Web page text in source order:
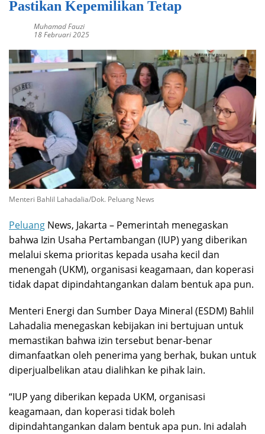
Pastikan Kepemilikan Tetap
Muhamad Fauzi
18 Februari 2025
Menteri Bahlil Lahadalia/Dok. Peluang News
Peluang News, Jakarta – Pemerintah menegaskan
bahwa Izin Usaha Pertambangan (IUP) yang diberikan
melalui skema prioritas kepada usaha kecil dan
menengah (UKM), organisasi keagamaan, dan koperasi
tidak dapat dipindahtangankan dalam bentuk apa pun.
Menteri Energi dan Sumber Daya Mineral (ESDM) Bahlil
Lahadalia menegaskan kebijakan ini bertujuan untuk
memastikan bahwa izin tersebut benar-benar
dimanfaatkan oleh penerima yang berhak, bukan untuk
diperjualbelikan atau dialihkan ke pihak lain.
“IUP yang diberikan kepada UKM, organisasi
keagamaan, dan koperasi tidak boleh
dipindahtangankan dalam bentuk apa pun. Ini adalah